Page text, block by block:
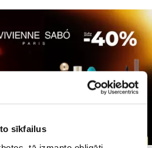
sīkfailus